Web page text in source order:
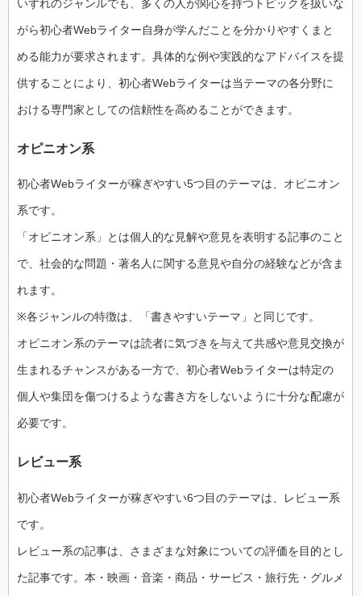
いずれのジャンルでも、多くの人が関心を持つトピックを扱いな
がら初心者Webライター自身が学んだことを分かりやすくまと
める能力が要求されます。具体的な例や実践的なアドバイスを提
供することにより、初心者Webライターは当テーマの各分野に
おける専門家としての信頼性を高めることができます。
オピニオン系
初心者Webライターが稼ぎやすい5つ目のテーマは、オピニオン
系です。
「オピニオン系」とは個人的な見解や意見を表明する記事のこと
で、社会的な問題・著名人に関する意見や自分の経験などが含ま
れます。
※各ジャンルの特徴は、「書きやすいテーマ」と同じです。
オピニオン系のテーマは読者に気づきを与えて共感や意見交換が
生まれるチャンスがある一方で、初心者Webライターは特定の
個人や集団を傷つけるような書き方をしないように十分な配慮が
必要です。
レビュー系
初心者Webライターが稼ぎやすい6つ目のテーマは、レビュー系
です。
レビュー系の記事は、さまざまな対象についての評価を目的とし
た記事です。本・映画・音楽・商品・サービス・旅行先・グルメ